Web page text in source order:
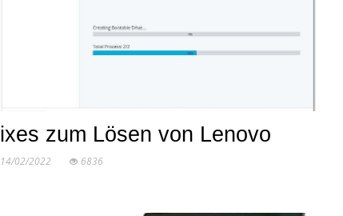
ixes zum Lösen von Lenovo
14/02/2022 6836